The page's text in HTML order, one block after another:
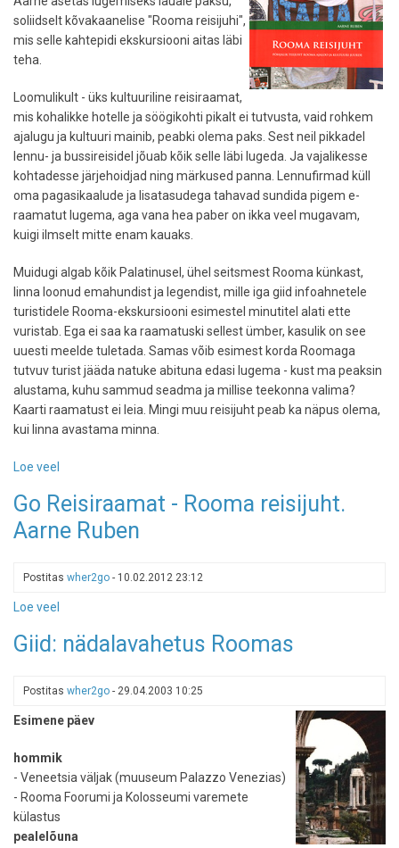
soliidselt kõvakaanelise "Rooma reisijuhi",
mis selle kahtepidi ekskursiooni aitas läbi
teha.
Loomulikult - üks kultuuriline reisiraamat,
mis kohalikke hotelle ja söögikohti pikalt ei tutvusta, vaid rohkem
ajalugu ja kultuuri mainib, peabki olema paks. Sest neil pikkadel
lennu- ja bussireisidel jõuab kõik selle läbi lugeda. Ja vajalikesse
kohtadesse järjehoidjad ning märkused panna. Lennufirmad küll
oma pagasikaalude ja lisatasudega tahavad sundida pigem e-
raamatut lugema, aga vana hea paber on ikka veel mugavam,
kuigi ilmselt mitte enam kauaks.
Muidugi algab kõik Palatinusel, ühel seitsmest Rooma künkast,
linna loonud emahundist ja legendist, mille iga giid infoahnetele
turistidele Rooma-ekskursiooni esimestel minutitel alati ette
vuristab. Ega ei saa ka raamatuski sellest ümber, kasulik on see
uuesti meelde tuletada. Samas võib esimest korda Roomaga
tutvuv turist jääda natuke abituna edasi lugema - kust ma peaksin
alustama, kuhu sammud seadma ja millise teekonna valima?
Kaarti raamatust ei leia. Mingi muu reisijuht peab ka näpus olema,
kui linna avastama minna.
Loe veel
Rooma
reisijuht
Go Reisiraamat - Rooma reisijuht.
Aarne Ruben
Postitas wher2go - 10.02.2012 23:12
Loe veel
Reisiraamat
Rooma
Aarne
Giid: nädalavahetus Roomas
Postitas wher2go - 29.04.2003 10:25
Esimene päev
hommik
- Veneetsia väljak (muuseum Palazzo Venezias)
- Rooma Foorumi ja Kolosseumi varemete
külastus
pealelõuna